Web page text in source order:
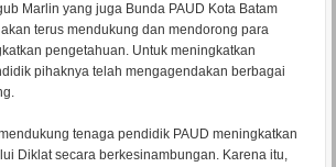
Marlin yang juga Bunda PAUD Kota Batam
terus mendukung dan mendorong para
pengetahuan. Untuk meningkatkan
pihaknya telah mengagendakan berbagai
tenaga pendidik PAUD meningkatkan
Diklat secara berkesinambungan. Karena itu,